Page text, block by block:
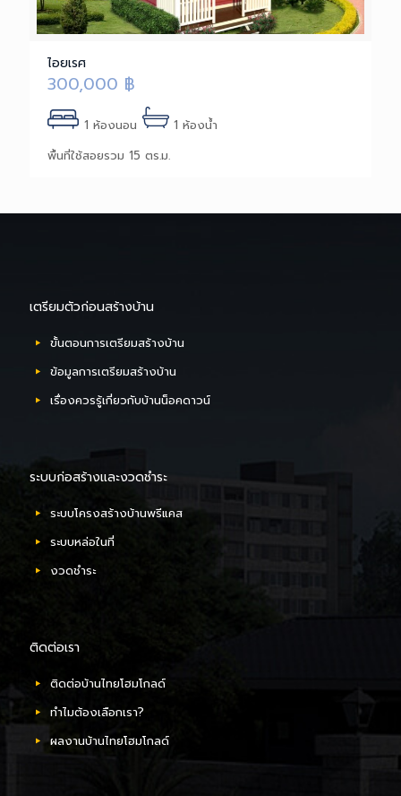
ไอยเรศ
300,000 ฿
1 ห้องนอน
1 ห้องน้ำ
พื้นที่ใช้สอยรวม 15 ตร.ม.
เตรียมตัวก่อนสร้างบ้าน
ขั้นตอนการเตรียมสร้างบ้าน
ข้อมูลการเตรียมสร้างบ้าน
เรื่องควรรู้เกี่ยวกับบ้านน็อคดาวน์
ระบบก่อสร้างและงวดชำระ
ระบบโครงสร้างบ้านพรีแคส
ระบบหล่อในที่
งวดชำระ
ติดต่อเรา
ติดต่อบ้านไทยโฮมโกลด์
ทำไมต้องเลือกเรา?
ผลงานบ้านไทยโฮมโกลด์